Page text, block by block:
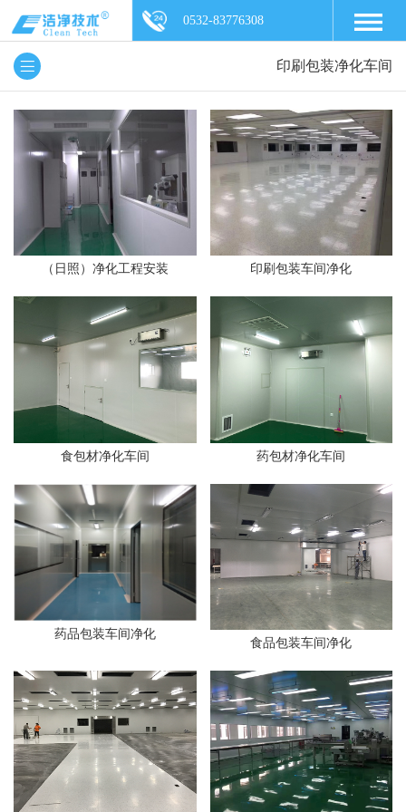
0532-83776308
印刷包装净化车间
（日照）净化工程安装 印刷包装车间净化
食包材净化车间 药包材净化车间
药品包装车间净化
食品包装车间净化